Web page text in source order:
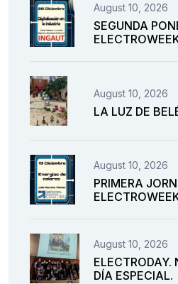
August 10, 2026
SEGUNDA
August 10, 2026
LA LUZ DE
August 10, 2026
PRIMERA
August 10, 2026
ELECTRODAY.
DÍA ESPECIAL.